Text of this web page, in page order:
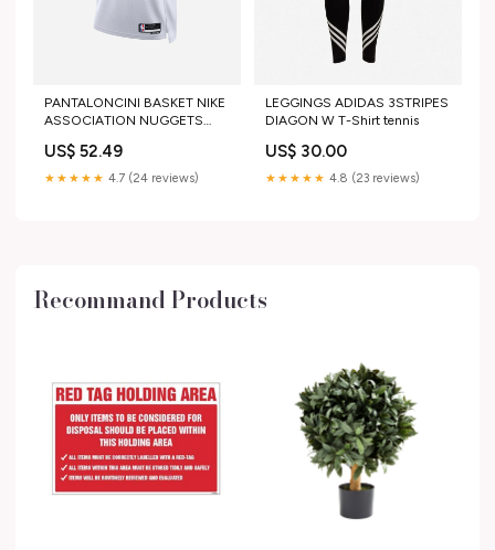
PANTALONCINI BASKET NIKE
ASSOCIATION NUGGETS
Size:L
US$ 52.49
★★★★★ 4.7 (24 reviews)
LEGGINGS ADIDAS 3STRIPES
DIAGON W T-Shirt tennis
US$ 30.00
★★★★★ 4.8 (23 reviews)
Recommand Products